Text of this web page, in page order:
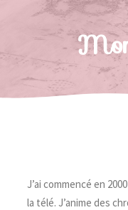
J’ai commencé en
la télé. J’anime des